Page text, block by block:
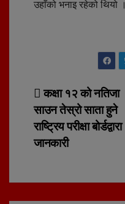
उहाँको भनाइ रहेको थियो ।
Post
navigation
कक्षा १२ को नतिजा
साउन तेस्रो साता हुने
राष्ट्रिय परीक्षा बोर्डद्वारा
जानकारी